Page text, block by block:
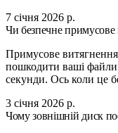
7 січня 2026 р.
Чи безпечне примусове
Примусове
пошкодити ваші
секунди. Ось коли це
3 січня 2026 р.
Чому зовнішній диск